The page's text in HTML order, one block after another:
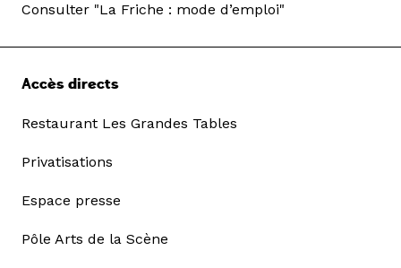
Consulter "La Friche : mode d’emploi"
Accès directs
Restaurant Les Grandes Tables
Privatisations
Espace presse
Pôle Arts de la Scène